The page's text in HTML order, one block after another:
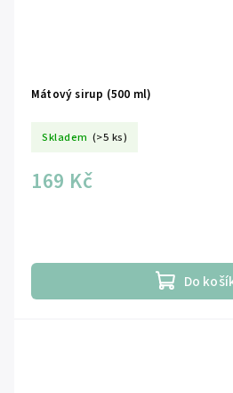
Mátový sirup (500 ml)
Skladem (>5 ks)
169 Kč
Do